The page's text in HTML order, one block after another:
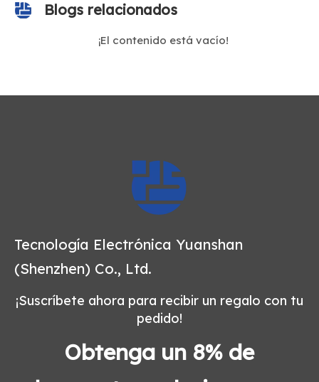
Blogs relacionados
¡El contenido está vacío!
Tecnología Electrónica Yuanshan
(Shenzhen) Co., Ltd.
¡Suscríbete ahora para recibir un regalo con tu
pedido!
Obtenga un 8% de